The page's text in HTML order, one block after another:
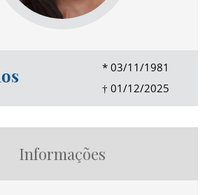
*03/11/1981
† 01/12/2025
Informações